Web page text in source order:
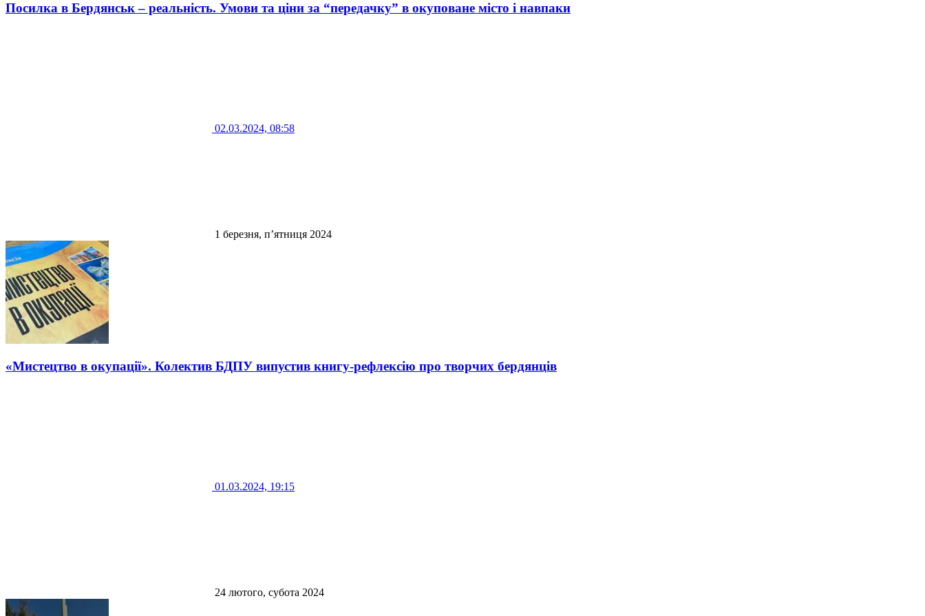
Посилка в Бердянськ – реальність. Умови та ціни за “передачку” в окуповане місто і навпаки
02.03.2024, 08:58
1 березня, п’ятниця 2024
«Мистецтво в окупації». Колектив БДПУ випустив книгу-рефлексію про творчих бердянців
01.03.2024, 19:15
24 лютого, субота 2024